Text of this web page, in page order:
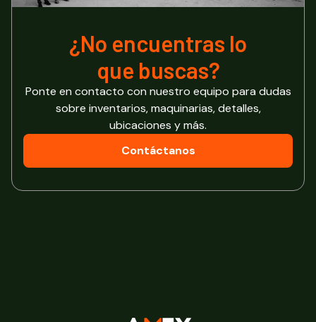
¿No encuentras lo
que buscas?
Ponte en contacto con nuestro equipo para dudas
sobre inventarios, maquinarias, detalles,
ubicaciones y más.
Contáctanos